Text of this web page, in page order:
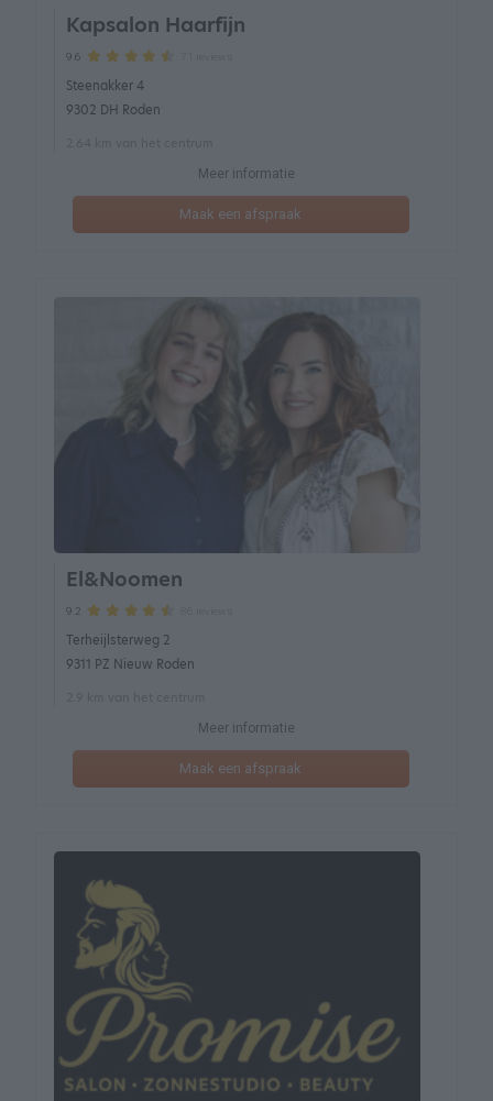
Kapsalon Haarfijn
9.6
Steenakker 4
9302 DH Roden
Meer informatie
Maak een afspraak
El&Noomen
9.2
Terheijlsterweg 2
9311 PZ Nieuw Roden
Meer informatie
Maak een afspraak